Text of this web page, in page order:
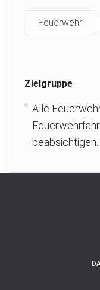
Feuerwehr
Zielgruppe
Alle
beabsichtigen.